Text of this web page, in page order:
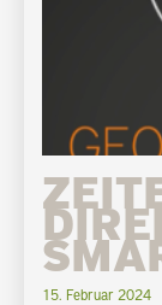
15. Februar 2024